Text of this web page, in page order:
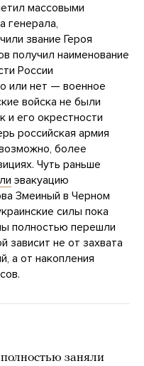
массовыми
генерала,
звание Героя
получил наименование
России
или нет — военное
войска не были
и его окрестности
российская армия
более
Чуть раньше
эвакуацию
Змеиный в Черном
силы пока
полностью перешли
зависит не от захвата
а от накопления
заняли